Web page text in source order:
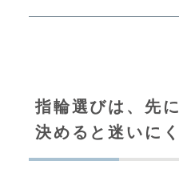
指輪選びは、先
決めると迷いに